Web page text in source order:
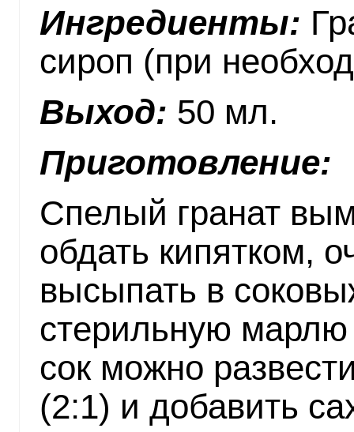
Ингредиенты:
сироп (при
Выход: 50 мл.
Приготовление:
Спелый гранат
обдать кипятком,
высыпать в
стерильную
сок можно
(2:1) и добавить